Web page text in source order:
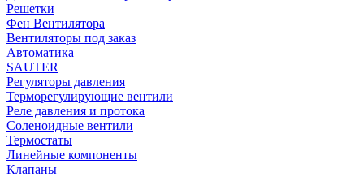
Решетки
Фен Вентилятора
Вентиляторы под заказ
Автоматика
SAUTER
Регуляторы давления
Терморегулирующие вентили
Реле давления и протока
Соленоидные вентили
Термостаты
Линейные компоненты
Клапаны